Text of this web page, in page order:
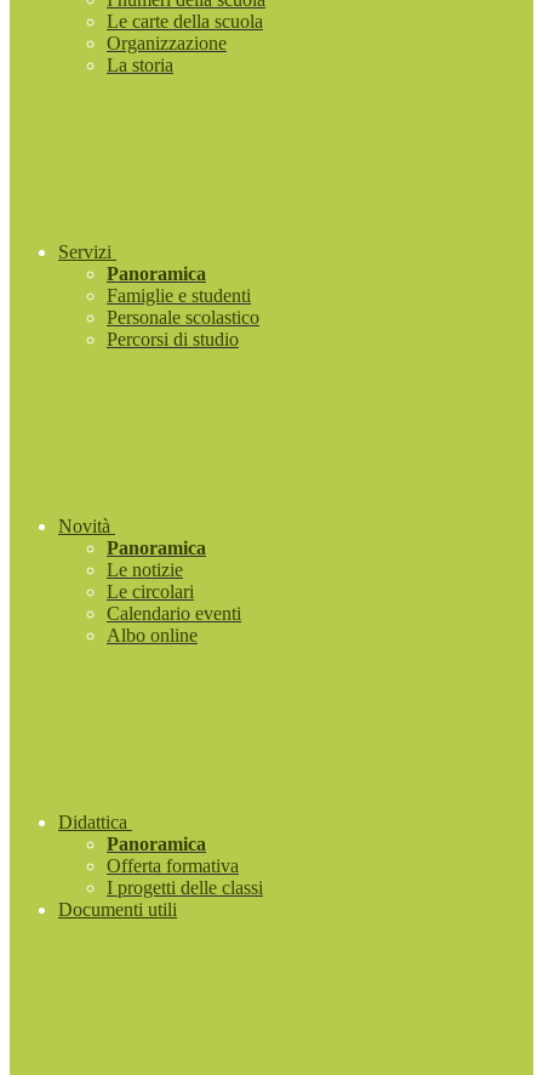
Le carte della scuola
Organizzazione
La storia
Servizi
Panoramica
Famiglie e studenti
Personale scolastico
Percorsi di studio
Novità
Panoramica
Le notizie
Le circolari
Calendario eventi
Albo online
Didattica
Panoramica
Offerta formativa
I progetti delle classi
Documenti utili